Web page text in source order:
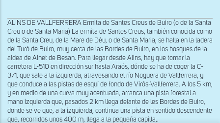
ALINS DE VALLFERRERA Ermita de Santes Creus de Buiro (o de la Santa
Creu o de Santa Maria) La ermita de Santes Creus, también conocida como
de la Santa Creu, de la Mare de Déu, o de Santa Maria, se halla en la ladera
del Turó de Buiro, muy cerca de las Bordes de Buiro, en los bosques de la
aldea de Ainet de Besan. Para llegar desde Alins, hay que tomar la
carretera L-510 en dirección sur hasta Araós, dónde se ha de coger la C-
371, que sale a la izquierda, atravesando el río Noguera de Vallferrera, y
que conduce a las pistas de esquí de fondo de Virós-Vallferrera. A los 5 km,
y en medio de una curva muy acentuada, arranca una pista forestal a
mano izquierda que, pasados 2 km llega delante de les Bordes de Buiro,
donde se ve que, a la izquierda, continua una pista en sentido descendente
que, recorridos unos 400 m, llega a la pequeña capilla,.